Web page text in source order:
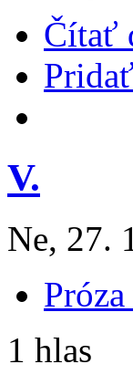
Čítať
V.
Ne, 27.
1 hlas